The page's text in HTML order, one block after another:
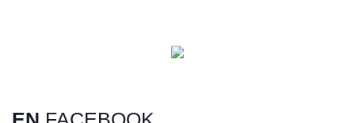
PetFriendly en la CDMX